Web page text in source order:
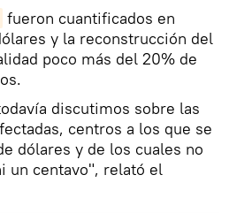
fueron cuantificados en
y la reconstrucción del
poco más del 20% de
discutimos sobre las
centros a los que se
dólares y de los cuales no
un centavo", relató el